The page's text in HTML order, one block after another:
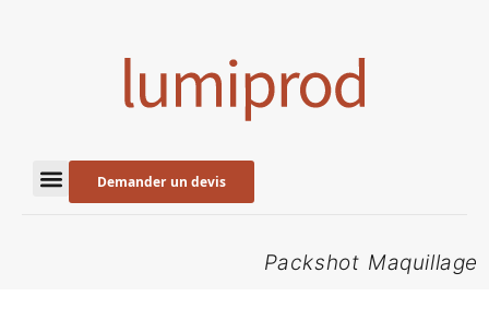
Demander un devis
Packshot Maquillage